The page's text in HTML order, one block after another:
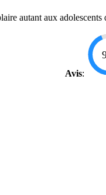
autant aux
Avis: